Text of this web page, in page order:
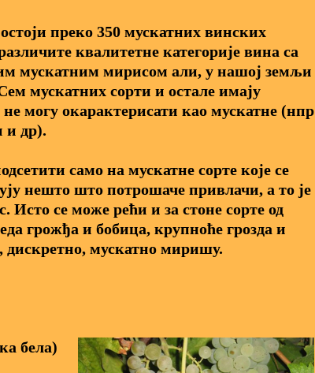
преко 350 мускатних винских
квалитетне категорије вина са
мускатним мирисом али, у нашој земљи
мускатних сорти и остале имају
не могу окарактерисати као мускатне (нпр
и др).
само на мускатне сорте које се
нешто што потрошаче привлачи, а то је
се може рећи и за стоне сорте од
грожђа и бобица, крупноће грозда и
дискретно, мускатно миришу.
бела)